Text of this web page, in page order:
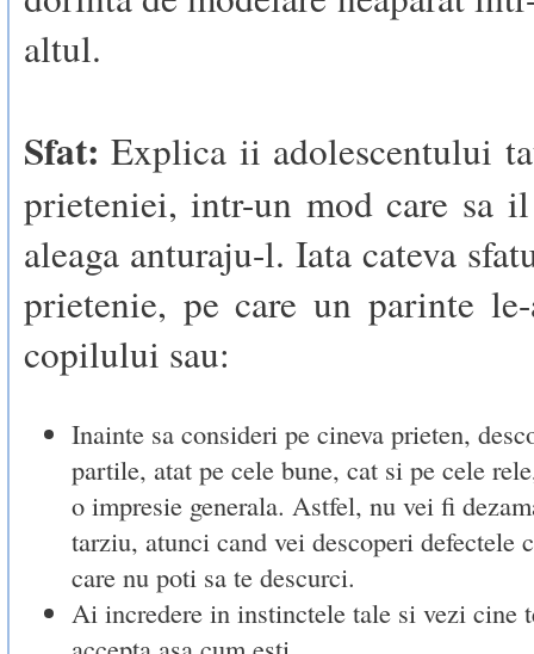
altul.
Sfat: Explica ii adolescentului
prieteniei, intr-un mod care sa
aleaga anturaju-l. Iata cateva
prietenie, pe care un parinte
copilului sau:
Inainte sa consideri pe cineva prieten,
partile, atat pe cele bune, cat si pe cele
o impresie generala. Astfel, nu vei fi
tarziu, atunci cand vei descoperi defectele
care nu poti sa te descurci.
Ai incredere in instinctele tale si vezi cine